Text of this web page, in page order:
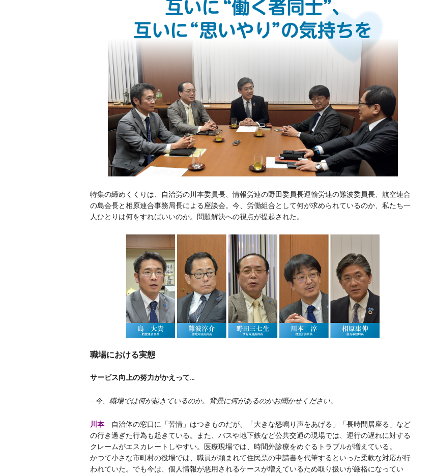
特集の締めくくりは、自治労の川本委員長、情報労連の野田委員長運輸労連の難波委員長、航空連合
の島会長と相原連合事務局長による座談会。今、労働組合として何が求められているのか、私たち一
人ひとりは何をすればいいのか。問題解決への視点が提起された。
職場における実態
サービス向上の努力がかえって…
─今、職場では何が起きているのか。背景に何があるのかお聞かせください。
川本自治体の窓口に「苦情」はつきものだが、「大きな怒鳴り声をあげる」「長時間居座る」など
の行き過ぎた行為も起きている。また、バスや地下鉄など公共交通の現場では、運行の遅れに対する
クレームがエスカレートしやすい。医療現場では、時間外診療をめぐるトラブルが増えている。
かつて小さな市町村の役場では、職員が頼まれて住民票の申請書を代筆するといった柔軟な対応が行
われていた。でも今は、個人情報が悪用されるケースが増えているため取り扱いが厳格になってい